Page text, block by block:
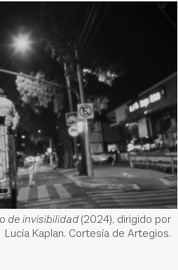
de invisibilidad(2024), dirigido por
Lucía Kaplan. Cortesía de Artegios.